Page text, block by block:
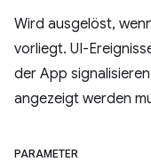
Wird ausgelöst,
vorliegt. UI-
der App
angezeigt werden
PARAMETER